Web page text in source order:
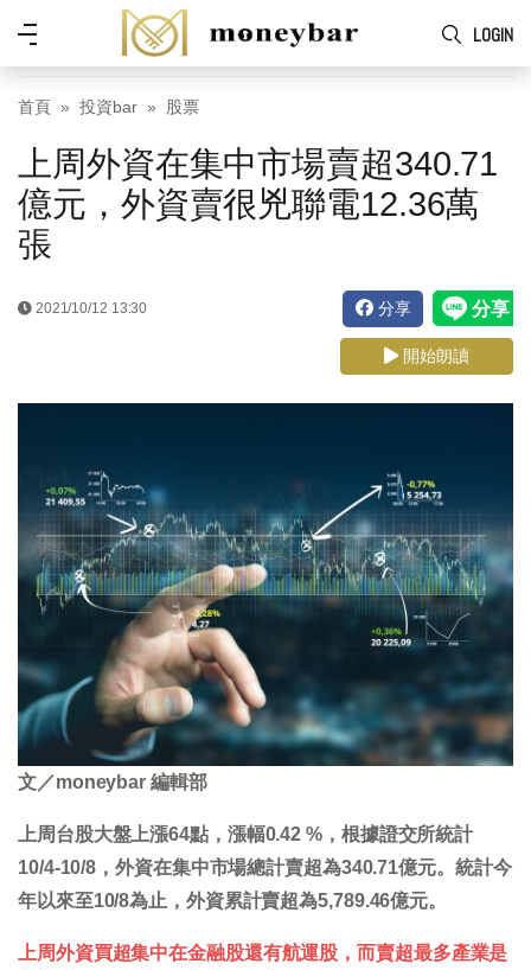
Skip to main content
LOGIN
功
能
表
首頁 投資bar 股票
上周外資在集中市場賣超340.71
億元，外資賣很兇聯電12.36萬
張
2021/10/12 13:30 分享
開始朗讀
文／moneybar 編輯部
上周台股大盤上漲64點，漲幅0.42 %，根據證交所統計
10/4-10/8，外資在集中市場總計賣超為340.71億元。統計今
年以來至10/8為止，外資累計賣超為5,789.46億元。
上周外資買超集中在金融股還有航運股，而賣超最多產業是